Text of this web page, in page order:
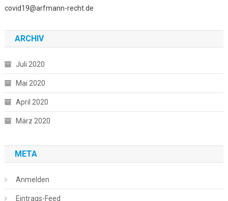
covid19@arfmann-recht.de
ARCHIV
Juli 2020
Mai 2020
April 2020
März 2020
META
Anmelden
Eintrags-Feed